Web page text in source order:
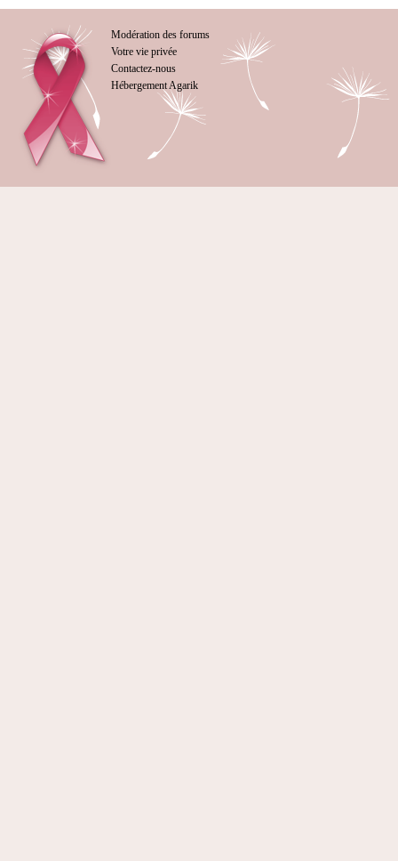
Modération des forums
Votre vie privée
Contactez-nous
Hébergement Agarik